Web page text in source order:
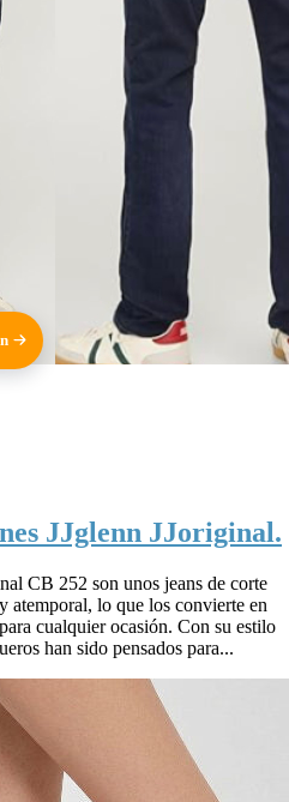
JJglenn JJoriginal.
CB 252 son unos jeans de corte
atemporal, lo que los convierte en
cualquier ocasión. Con su estilo
han sido pensados para...